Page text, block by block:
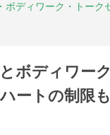
ボディワーク・トーク
ボディワー
ートの制限も